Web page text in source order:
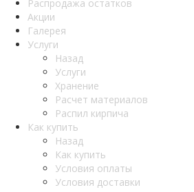
Распродажа остатков
Акции
Галерея
Услуги
Назад
Услуги
Хранение
Расчет материалов
Распил кирпича
Как купить
Назад
Как купить
Условия оплаты
Условия доставки